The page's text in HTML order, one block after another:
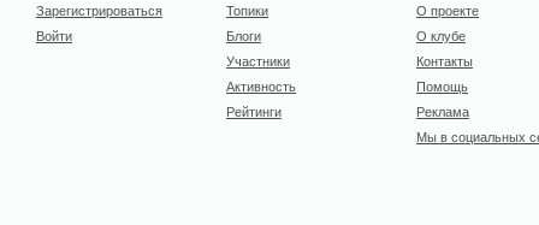
Зарегистрироваться
Войти
Топики
Блоги
Участники
Активность
Рейтинги
О проекте
О клубе
Контакты
Помощь
Реклама
Мы в социальных